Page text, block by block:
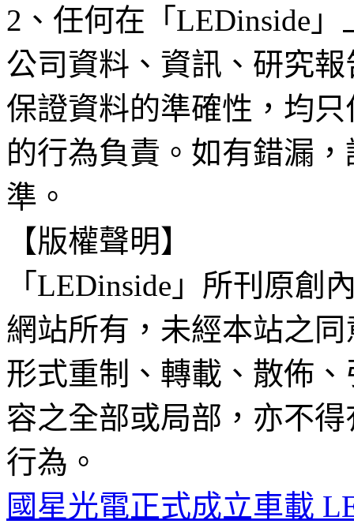
2、任何在「LEDinside
公司資料、資訊、研究
保證資料的準確性，均
的行為負責。如有錯漏
準。
【版權聲明】
「LEDinside」所刊原創
網站所有，未經本站之
形式重制、轉載、散佈
容之全部或局部，亦不
行為。
國星光電正式成立車載